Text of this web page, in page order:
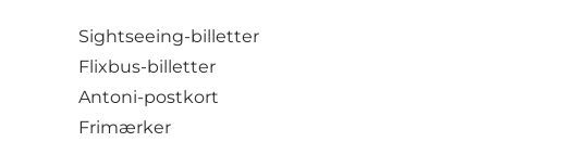
Sightseeing-billetter
Flixbus-billetter
Antoni-postkort
Frimærker